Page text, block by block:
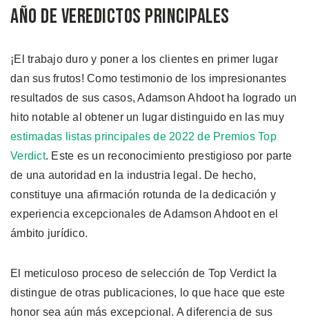
año de Veredictos Principales
¡El trabajo duro y poner a los clientes en primer lugar
dan sus frutos! Como testimonio de los impresionantes
resultados de sus casos, Adamson Ahdoot ha logrado un
hito notable al obtener un lugar distinguido en las muy
estimadas listas principales de 2022 de Premios Top
Verdict. Este es un reconocimiento prestigioso por parte
de una autoridad en la industria legal. De hecho,
constituye una afirmación rotunda de la dedicación y
experiencia excepcionales de Adamson Ahdoot en el
ámbito jurídico.
El meticuloso proceso de selección de Top Verdict la
distingue de otras publicaciones, lo que hace que este
honor sea aún más excepcional. A diferencia de sus